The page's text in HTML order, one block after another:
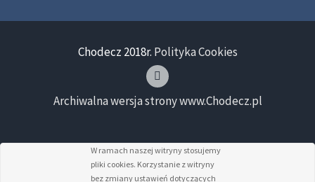
Chodecz 2018r. Polityka Cookies
Archiwalna wersja strony www.Chodecz.pl
W ramach naszej witryny stosujemy
pliki cookies. Korzystanie z witryny
bez zmiany ustawień dotyczących